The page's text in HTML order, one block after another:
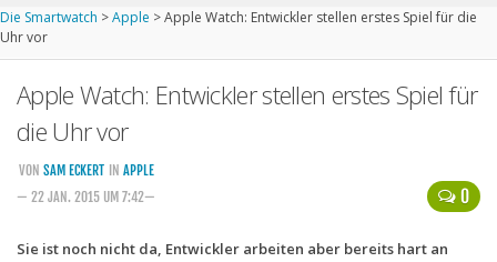
Startseite
Kommende Smartwatches
Handytarife
Die Smartwatch >Apple >Apple Watch: Entwickler stellen erstes Spiel für die
Uhr vor
Apple Watch: Entwickler stellen erstes Spiel für
die Uhr vor
0
VON SAM ECKERT IN APPLE
— 22 JAN. 2015 UM 7:42—
Sie ist noch nicht da, Entwickler arbeiten aber bereits hart an